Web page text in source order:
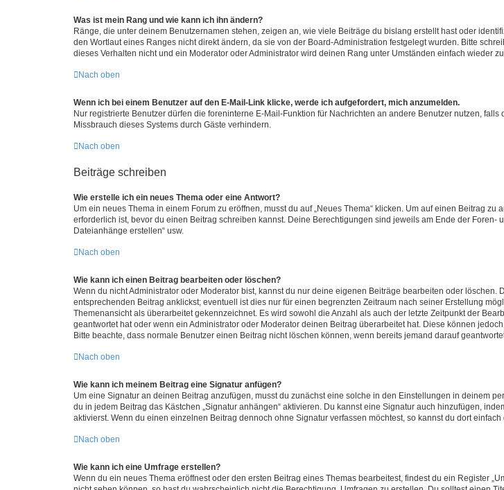
Was ist mein Rang und wie kann ich ihn ändern?
Ränge, die unter deinem Benutzernamen stehen, zeigen an, wie viele Beiträge du bislang erstellt hast oder
den Wortlaut eines Ranges nicht direkt ändern, da sie von der Board-Administration festgelegt wurden. Bitte
dieses Verhalten nicht und ein Moderator oder Administrator wird deinen Rang unter Umständen einfach wieder
Nach oben
Wenn ich bei einem Benutzer auf den E-Mail-Link klicke, werde ich aufgefordert, mich anzumelden.
Nur registrierte Benutzer dürfen die foreninterne E-Mail-Funktion für Nachrichten an andere Benutzer nutzen,
Missbrauch dieses Systems durch Gäste verhindern.
Nach oben
Beiträge schreiben
Wie erstelle ich ein neues Thema oder eine Antwort?
Um ein neues Thema in einem Forum zu eröffnen, musst du auf „Neues Thema“ klicken. Um auf einen Beitrag
erforderlich ist, bevor du einen Beitrag schreiben kannst. Deine Berechtigungen sind jeweils am Ende der Foren-
Dateianhänge erstellen“ usw.
Nach oben
Wie kann ich einen Beitrag bearbeiten oder löschen?
Wenn du nicht Administrator oder Moderator bist, kannst du nur deine eigenen Beiträge bearbeiten oder löschen.
entsprechenden Beitrag anklickst; eventuell ist dies nur für einen begrenzten Zeitraum nach seiner Erstellung
Themenansicht als überarbeitet gekennzeichnet. Es wird sowohl die Anzahl als auch der letzte Zeitpunkt der
geantwortet hat oder wenn ein Administrator oder Moderator deinen Beitrag überarbeitet hat. Diese können
Bitte beachte, dass normale Benutzer einen Beitrag nicht löschen können, wenn bereits jemand darauf
Nach oben
Wie kann ich meinem Beitrag eine Signatur anfügen?
Um eine Signatur an deinen Beitrag anzufügen, musst du zunächst eine solche in den Einstellungen in deinem
du in jedem Beitrag das Kästchen „Signatur anhängen“ aktivieren. Du kannst eine Signatur auch hinzufügen,
aktivierst. Wenn du einen einzelnen Beitrag dennoch ohne Signatur verfassen möchtest, so kannst du dort
Nach oben
Wie kann ich eine Umfrage erstellen?
Wenn du ein neues Thema eröffnest oder den ersten Beitrag eines Themas bearbeitest, findest du ein Register